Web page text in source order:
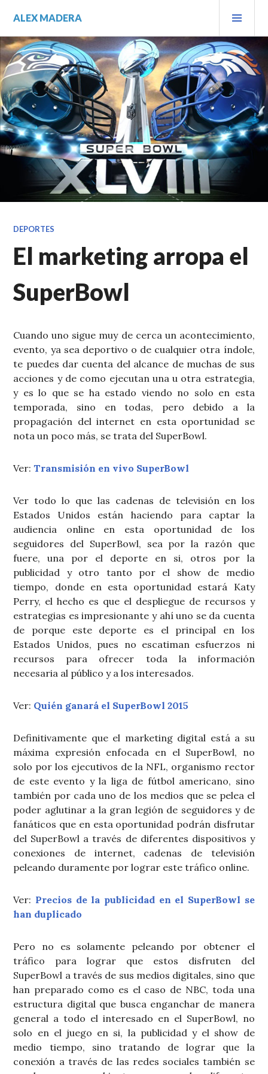
contenido.
ALEX MADERA
DEPORTES
El marketing arropa el
SuperBowl
Cuando uno sigue muy de cerca un acontecimiento,
evento, ya sea deportivo o de cualquier otra índole,
te puedes dar cuenta del alcance de muchas de sus
acciones y de como ejecutan una u otra estrategia,
y es lo que se ha estado viendo no solo en esta
temporada, sino en todas, pero debido a la
propagación del internet en esta oportunidad se
nota un poco más, se trata del SuperBowl.
Ver: Transmisión en vivo SuperBowl
Ver todo lo que las cadenas de televisión en los
Estados Unidos están haciendo para captar la
audiencia online en esta oportunidad de los
seguidores del SuperBowl, sea por la razón que
fuere, una por el deporte en si, otros por la
publicidad y otro tanto por el show de medio
tiempo, donde en esta oportunidad estará Katy
Perry, el hecho es que el despliegue de recursos y
estrategias es impresionante y ahí uno se da cuenta
de porque este deporte es el principal en los
Estados Unidos, pues no escatiman esfuerzos ni
recursos para ofrecer toda la información
necesaria al público y a los interesados.
Ver: Quién ganará el SuperBowl 2015
Definitivamente que el marketing digital está a su
máxima expresión enfocada en el SuperBowl, no
solo por los ejecutivos de la NFL, organismo rector
de este evento y la liga de fútbol americano, sino
también por cada uno de los medios que se pelea el
poder aglutinar a la gran legión de seguidores y de
fanáticos que en esta oportunidad podrán disfrutar
del SuperBowl a través de diferentes dispositivos y
conexiones de internet, cadenas de televisión
peleando duramente por lograr este tráfico online.
Ver: Precios de la publicidad en el SuperBowl se
han duplicado
Pero no es solamente peleando por obtener el
tráfico para lograr que estos disfruten del
SuperBowl a través de sus medios digitales, sino que
han preparado como es el caso de NBC, toda una
estructura digital que busca enganchar de manera
general a todo el interesado en el SuperBowl, no
solo en el juego en si, la publicidad y el show de
medio tiempo, sino tratando de lograr que la
conexión a través de las redes sociales también se